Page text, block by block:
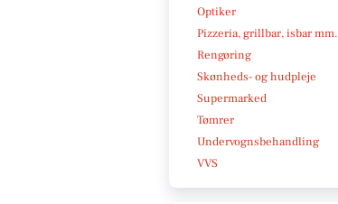
Optiker
Pizzeria, grillbar, isbar mm.
Rengøring
Skønheds- og hudpleje
Supermarked
Tømrer
Undervognsbehandling
VVS